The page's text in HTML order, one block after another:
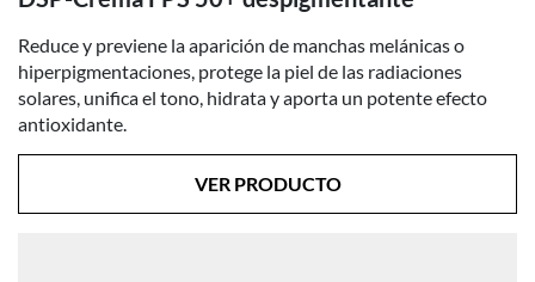
Reduce y previene la aparición de manchas melánicas o
hiperpigmentaciones, protege la piel de las radiaciones
solares, unifica el tono, hidrata y aporta un potente efecto
antioxidante.
VER PRODUCTO